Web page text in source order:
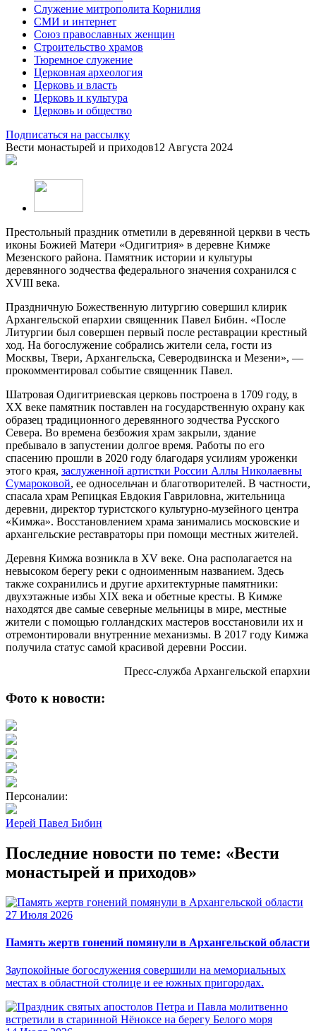
Служение митрополита Корнилия
СМИ и интернет
Союз православных женщин
Строительство храмов
Тюремное служение
Церковная археология
Церковь и власть
Церковь и культура
Церковь и общество
Подписаться на рассылку
Вести монастырей и приходов12 Августа 2024
Престольный праздник отметили в деревянной церкви в честь
иконы Божией Матери «Одигитрия» в деревне Кимже
Мезенского района. Памятник истории и культуры
деревянного зодчества федерального значения сохранился с
XVIII века.
Праздничную Божественную литургию совершил клирик
Архангельской епархии священник Павел Бибин. «После
Литургии был совершен первый после реставрации крестный
ход. На богослужение собрались жители села, гости из
Москвы, Твери, Архангельска, Северодвинска и Мезени», —
прокомментировал событие священник Павел.
Шатровая Одигитриевская церковь построена в 1709 году, в
XX веке памятник поставлен на государственную охрану как
образец традиционного деревянного зодчества Русского
Севера. Во времена безбожия храм закрыли, здание
пребывало в запустении долгое время. Работы по его
спасению прошли в 2020 году благодаря усилиям уроженки
этого края, заслуженной артистки России Аллы Николаевны
Сумароковой, ее односельчан и благотворителей. В частности,
спасала храм Репицкая Евдокия Гавриловна, жительница
деревни, директор туристского культурно-музейного центра
«Кимжа». Восстановлением храма занимались московские и
архангельские реставраторы при помощи местных жителей.
Деревня Кимжа возникла в XV веке. Она располагается на
невысоком берегу реки с одноименным названием. Здесь
также сохранились и другие архитектурные памятники:
двухэтажные избы XIX века и обетные кресты. В Кимже
находятся две самые северные мельницы в мире, местные
жители с помощью голландских мастеров восстановили их и
отремонтировали внутренние механизмы. В 2017 году Кимжа
получила статус самой красивой деревни России.
Пресс-служба Архангельской епархии
Фото к новости:
Персоналии:
Иерей Павел Бибин
Последние новости по теме: «Вести
монастырей и приходов»
27 Июля 2026
Память жертв гонений помянули в Архангельской области
Заупокойные богослужения совершили на мемориальных
местах в областной столице и ее южных пригородах.